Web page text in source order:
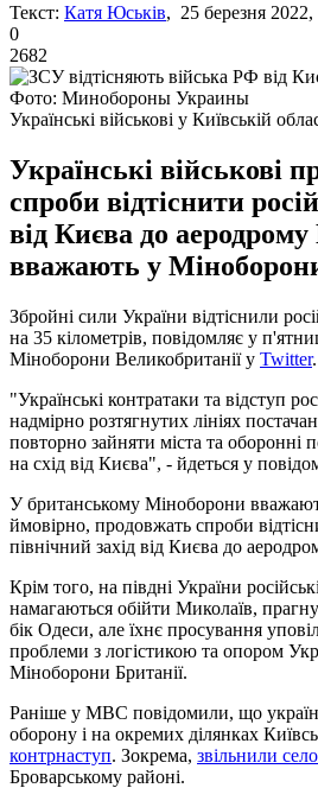
Текст: Катя Юськів, 25 березня 2022,
0
2682
Фото: Минобороны Украины
Українські військові у Київській
Українські військові
спроби відтіснити
від Києва до
вважають у
Збройні сили України відтіснили
на 35 кілометрів, повідомляє у
Міноборони Великобританії у Twitter.
"Українські контратаки та відступ
надмірно розтягнутих лініях
повторно зайняти міста та оборонні
на схід від Києва", - йдеться у
У британському Міноборони
ймовірно, продовжать спроби
північний захід від Києва до
Крім того, на півдні України
намагаються обійти Миколаїв,
бік Одеси, але їхнє просування
проблеми з логістикою та опором
Міноборони Британії.
Раніше у МВС повідомили, що
оборону і на окремих ділянках
контрнаступ. Зокрема, звільнили
Броварському районі.